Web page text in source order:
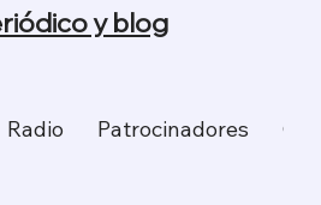
Radio Patrocinadores
y blog